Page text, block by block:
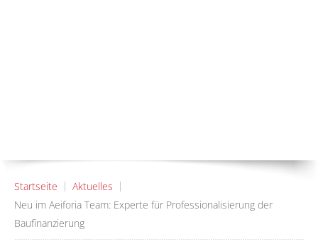
Startseite
Aktuelles
Neu im Aeiforia Team: Experte für Professionalisierung der
Baufinanzierung